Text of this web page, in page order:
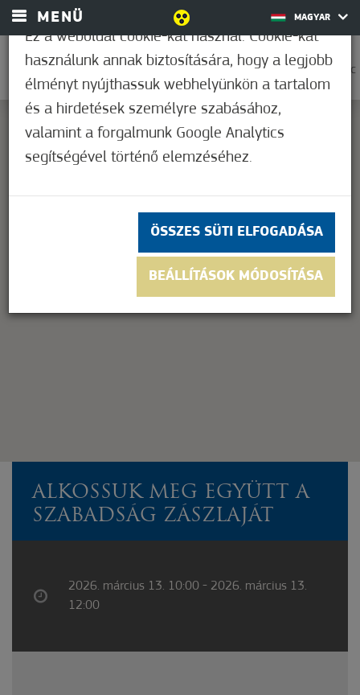
MENÜ MAGYAR
0
38,9°C
This page can't load Google Maps correctly.
Do you own this website? OK
ALKOSSUK MEG EGYÜTT A
SZABADSÁG ZÁSZLAJÁT
2026. március 13. 10:00 - 2026. március 13.
12:00
Ez a weboldal cookie-kat használ. Cookie-kat
használunk annak biztosítására, hogy a legjobb
élményt nyújthassuk webhelyünkön a tartalom
és a hirdetések személyre szabásához,
valamint a forgalmunk Google Analytics
segítségével történő elemzéséhez.
ÖSSZES SÜTI ELFOGADÁSA
BEÁLLÍTÁSOK MÓDOSÍTÁSA